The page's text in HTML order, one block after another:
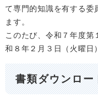
て専門的知識を有する委
ます。
このたび、令和７年度第
和８年２月３日（火曜日
書類ダウンロー